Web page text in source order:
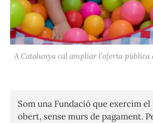
A Catalunya cal ampliar l’oferta pública
Som una Fundació que exercim
obert, sense murs de pagament.